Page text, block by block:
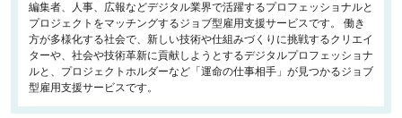
編集者、人事、広報などデジタル業界で活躍するプロフェッショナルと
プロジェクトをマッチングするジョブ型雇用支援サービスです。 働き
方が多様化する社会で、新しい技術や仕組みづくりに挑戦するクリエイ
ターや、社会や技術革新に貢献しようとするデジタルプロフェッショナ
ルと、プロジェクトホルダーなど「運命の仕事相手」が見つかるジョブ
型雇用支援サービスです。
フロントエンドエンジニア
バックエンドエンジニア
インフラエンジニア
iOS/Androidアプリエンジニア
データサイエンティスト